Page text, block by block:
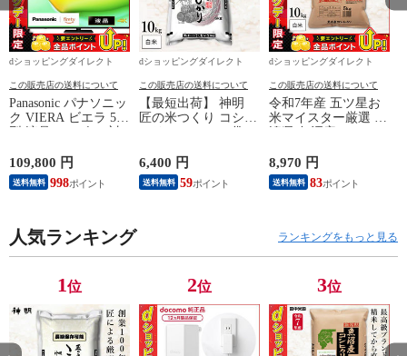
dショッピングダイレクト
この販売店の送料について
Panasonic パナソニッ
ク VIERA ビエラ 55
型 液晶テレビ 4K対
Youtube Netflix 【配
送のみ 設置なし 軒
先渡し】 ［正規取扱
109,800 円
送料無料 998
dショッピングダイレクト
この販売店の送料について
【最短出荷】 神明
匠の米つくり コシヒ
カリ 10kg(5kg×2袋)
可能 防虫対策 白米
精米 お米 コメ 家計
応援米 送料無料
6,400 円
送料無料 59
dショッピングダイレクト
この販売店の送料について
令和7年産 五ツ星お
米マイスター厳選 新
潟県 魚沼産 コシヒ
まとめ買い 田中米穀
精米HACCP認定の高
品質管理 白米 精米
8,970 円
送料無料 83
人気ランキング ランキングをもっと見る
1位 2位 3位